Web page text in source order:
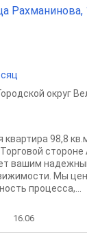
Рахманинова,
округ
98,8
стороне
вашим
Мы
процесса,...
16.06